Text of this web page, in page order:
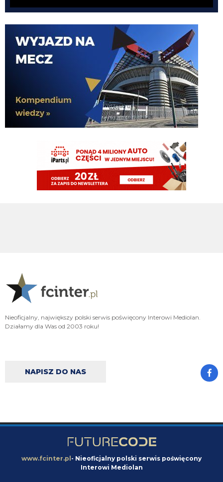
Ale stankovica to bym jednak liczył jako transfer
07.08.2026 10:08
Koleś kosztuje paczkę gruszek
HB
07.08.2026 10:08
Szkoda że Inter się nim nie interesował
HB 07.08.2026 10:08
Celtic weźmie tego egipskiego Hassana
Te negocjacje z Romero to musial byc fejk. Ciekawe z kim teraz beda scieme
07.08.2026 09:51
Zrobilismy 1,3 transferu czyli jednego goscia na bramke i 0,3 obroncy(bo
wiecej raczej dostepny nie bedzie)
Atlético Madrid przygotowuje nową oficjalną ofertę za Cuti Romero jako wyraźni
Rozmowy trwają po stronie zarówno klubu, jak i zawodnika, Atléti są na czele, a
pluto11
Tak miało być wszystko na spokojnie że zaraz się zestaw wszystko a my
nadal nic nie robimy. Jeżeli wierzyć tym wszystkim doniesienia to po co my
w ogóle negocjowaliśmy i staraliśmy się o Romero jeżeli siedzieli że bez
Dzień dobry. Jak mija pogodny sierpniowy poranek? Czy Pan Bartman
miały jednak spokojną noc? Flaga na płocie, czy w szufladzie? ... SB było na
prawdę fajne przez weekend
Nieoficjalny, największy polski serwis poświęcony Interowi Mediolan.
Działamy dla Was od 2003 roku!
NAPISZ DO NAS
www.fcinter.pl- Nieoficjalny polski serwis poświęcony
Interowi Mediolan